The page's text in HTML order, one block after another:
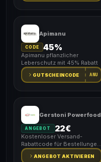
Apimanu
CODE 45%
Apimanu pflanzlicher
Leberschutz mit 45% Rabatt
GUTSCHEINCODE ANU
Gerstoni Powerfood
ANGEBOT 22€
Kostenloser Versand-
Rabattcode für Bestellungen
über 22€
ANGEBOT AKTIVIEREN